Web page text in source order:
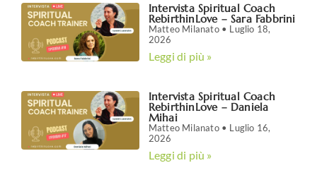
Intervista Spiritual Coach
RebirthinLove – Sara Fabbrini
Matteo Milanato
Luglio 18,
2026
Leggi di più »
Intervista Spiritual Coach
RebirthinLove – Daniela
Mihai
Matteo Milanato
Luglio 16,
2026
Leggi di più »